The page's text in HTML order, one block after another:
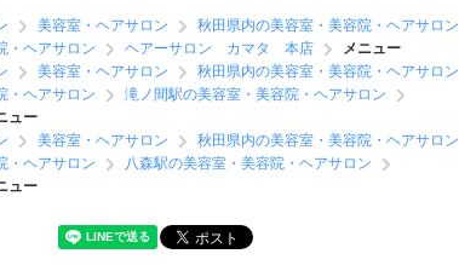
美容室・ヘアサロン
秋田県内の美容室・美容院・ヘアサロン
・ヘアサロン
ヘアーサロン カマタ 本店
メニュー
美容室・ヘアサロン
秋田県内の美容室・美容院・ヘアサロン
・ヘアサロン
滝ノ間駅の美容室・美容院・ヘアサロン
ュー
美容室・ヘアサロン
秋田県内の美容室・美容院・ヘアサロン
・ヘアサロン
八森駅の美容室・美容院・ヘアサロン
ュー